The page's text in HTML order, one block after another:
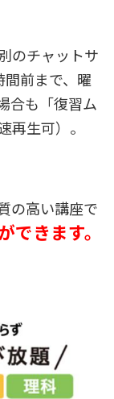
のチャットサ
前まで、曜
合も「復習ム
再生可）。
の高い講座で
できます。